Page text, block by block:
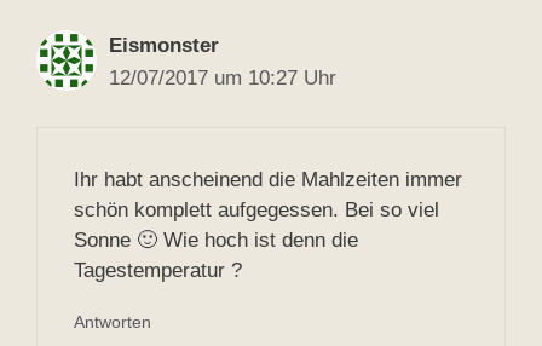
Eismonster
12/07/2017 um 10:27 Uhr
Ihr habt anscheinend die Mahlzeiten immer
schön komplett aufgegessen. Bei so viel
Sonne 🙂 Wie hoch ist denn die
Tagestemperatur ?
Antworten